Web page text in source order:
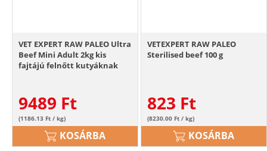
VET EXPERT RAW PALEO Ultra
Beef Mini Adult 2kg kis
fajtájú felnőtt kutyáknak
9489 Ft
(1186.13 Ft / kg)
KOSÁRBA
VETEXPERT RAW PALEO
Sterilised beef 100 g
823 Ft
(8230.00 Ft / kg)
KOSÁRBA